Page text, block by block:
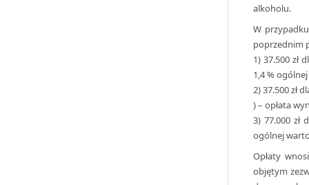
alkoholu.
W
poprzednim
1) 37.500 zł
1,4 %
2) 37.500 zł
) – opłata
3) 77.000 zł
ogólnej
Opłaty
objętym